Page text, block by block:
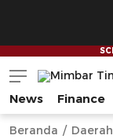
Mimbar Timur
Media
News Finance
Beranda Daerah
--